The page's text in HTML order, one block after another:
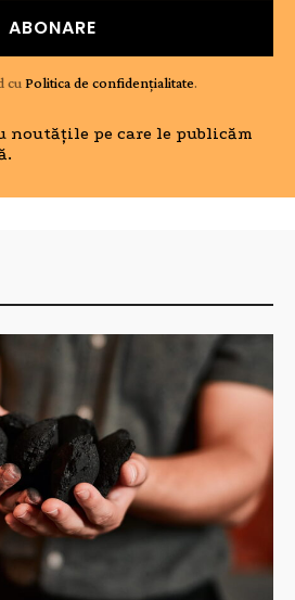
ABONARE
cu Politica de confidențialitate.
noutățile pe care le publicăm